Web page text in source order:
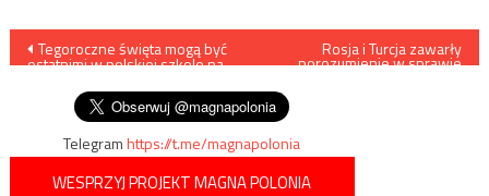
Nawigacja
wpisu
Tegoroczne święta mogą być
ostatnimi w polskiej szkole na
Rosja i Turcja zawarły
porozumienie w sprawie
Telegramhttps://t.me/magnapolonia
WESPRZYJ PROJEKT MAGNA POLONIA